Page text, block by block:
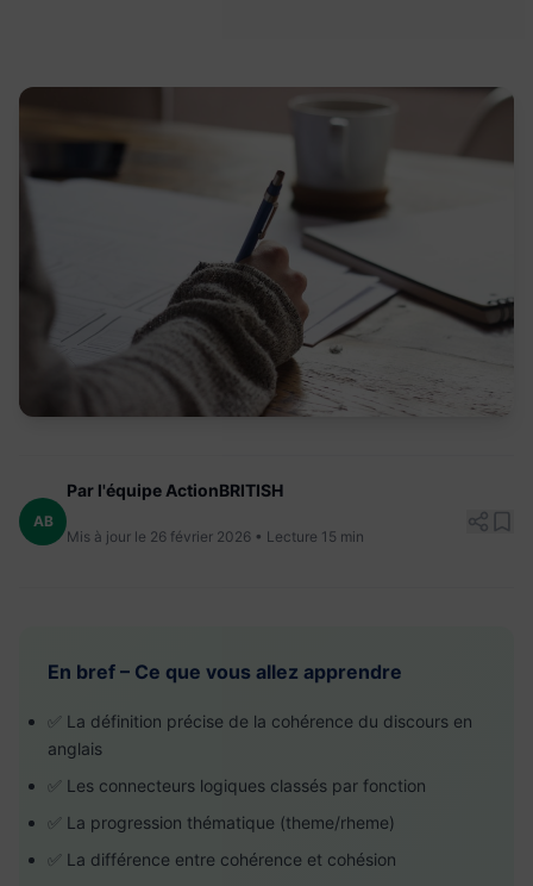
AB
Par l'équipe ActionBRITISH
Mis à jour le 26 février 2026 • Lecture 15 min
En bref – Ce que vous allez apprendre
✅ La définition précise de la cohérence du discours en
anglais
✅ Les connecteurs logiques classés par fonction
✅ La progression thématique (theme/rheme)
✅ La différence entre cohérence et cohésion